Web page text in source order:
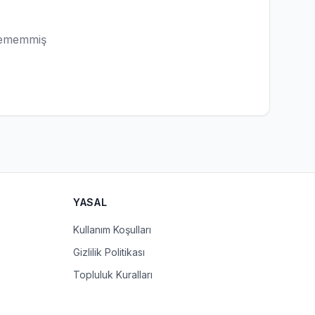
YASAL
Kullanım Koşulları
Gizlilik Politikası
Topluluk Kuralları